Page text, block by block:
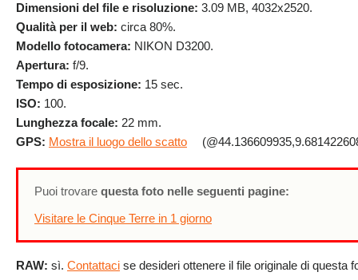
Dimensioni del file e risoluzione: 3.09 MB, 4032x2520.
Qualità per il web: circa 80%.
Modello fotocamera: NIKON D3200.
Apertura: f/9.
Tempo di esposizione: 15 sec.
ISO: 100.
Lunghezza focale: 22 mm.
GPS: Mostra il luogo dello scatto
Puoi trovare questa foto nelle seguenti pagine:
Visitare le Cinque Terre in 1 giorno
RAW: sì. Contattaci se desideri ottenere il file originale di questa